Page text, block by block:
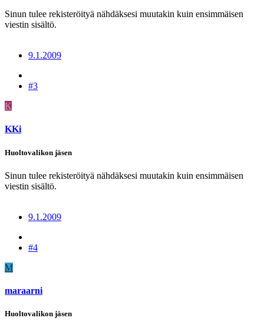
Sinun tulee rekisteröityä nähdäksesi muutakin kuin ensimmäisen
viestin sisältö.
9.1.2009
#3
K
KKi
Huoltovalikon jäsen
Sinun tulee rekisteröityä nähdäksesi muutakin kuin ensimmäisen
viestin sisältö.
9.1.2009
#4
M
maraarni
Huoltovalikon jäsen